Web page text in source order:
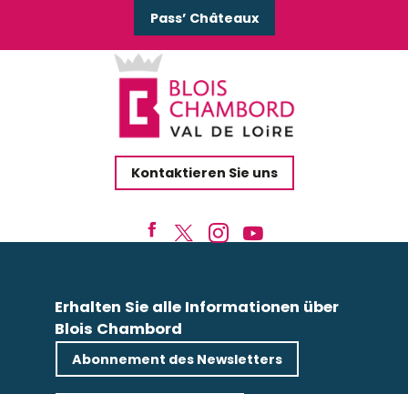
Pass’ Châteaux
Kontaktieren Sie uns
Erhalten Sie alle Informationen über
Blois Chambord
Abonnement des Newsletters